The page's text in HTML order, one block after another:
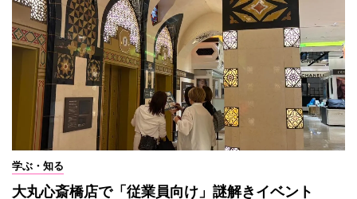
学ぶ・知る
大丸心斎橋店で「従業員向け」謎解きイベント